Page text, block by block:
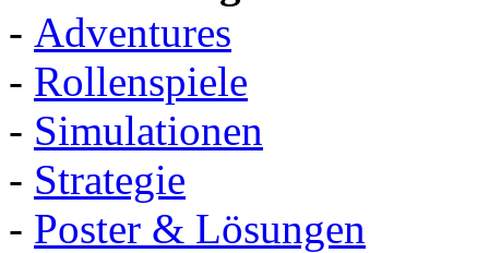
- Adventures
- Rollenspiele
- Simulationen
- Strategie
- Poster & Lösungen